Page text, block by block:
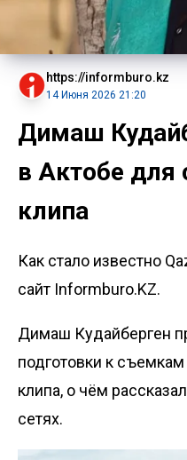
https://informburo.kz
14 Июня 2026 21:20
Димаш
в Актобе для
клипа
Как стало известно
сайт Informburo.KZ.
Димаш Кудайберген
подготовки к
клипа, о чём
сетях.